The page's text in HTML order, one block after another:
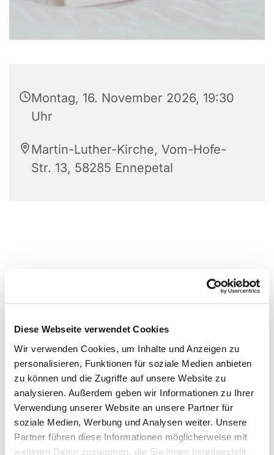
Diese Webseite verwendet Cookies
Wir verwenden Cookies, um Inhalte und Anzeigen zu
personalisieren, Funktionen für soziale Medien anbieten
zu können und die Zugriffe auf unsere Website zu
analysieren. Außerdem geben wir Informationen zu Ihrer
Verwendung unserer Website an unsere Partner für
soziale Medien, Werbung und Analysen weiter. Unsere
Partner führen diese Informationen möglicherweise mit
weiteren Daten zusammen, die Sie ihnen bereitgestellt
Montag, 16. November 2026, 19:30
Uhr
Martin-Luther-Kirche, Vom-Hofe-
Str. 13, 58285 Ennepetal